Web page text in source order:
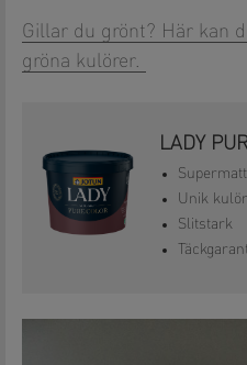
Gillar du grönt? Här kan
gröna kulörer.
LADY
Unik
Slitstark